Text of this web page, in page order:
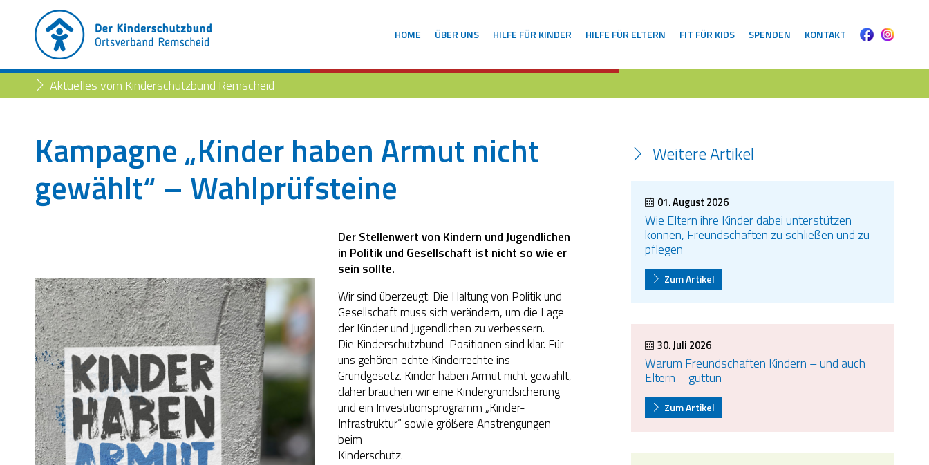
HOME ÜBER UNS HILFE FÜR KINDER HILFE FÜR ELTERN FIT FÜR KIDS SPENDEN KONTAKT
Aktuelles vom Kinderschutzbund Remscheid
Kampagne „Kinder haben Armut nicht
gewählt“ – Wahlprüfsteine
Der Stellenwert von Kindern und Jugendlichen
in Politik und Gesellschaft ist nicht so wie er
sein sollte.
Wir sind überzeugt: Die Haltung von Politik und
Gesellschaft muss sich verändern, um die Lage
der Kinder und Jugendlichen zu verbessern.
Die Kinderschutzbund-Positionen sind klar. Für
uns gehören echte Kinderrechte ins
Grundgesetz. Kinder haben Armut nicht gewählt,
daher brauchen wir eine Kindergrundsicherung
und ein Investitionsprogramm „Kinder-
Infrastruktur“ sowie größere Anstrengungen
beim
Kinderschutz.
Weitere Artikel
01. August 2026
Wie Eltern ihre Kinder dabei unterstützen
können, Freundschaften zu schließen und zu
pflegen
Zum Artikel
30. Juli 2026
Warum Freundschaften Kindern – und auch
Eltern – guttun
Zum Artikel